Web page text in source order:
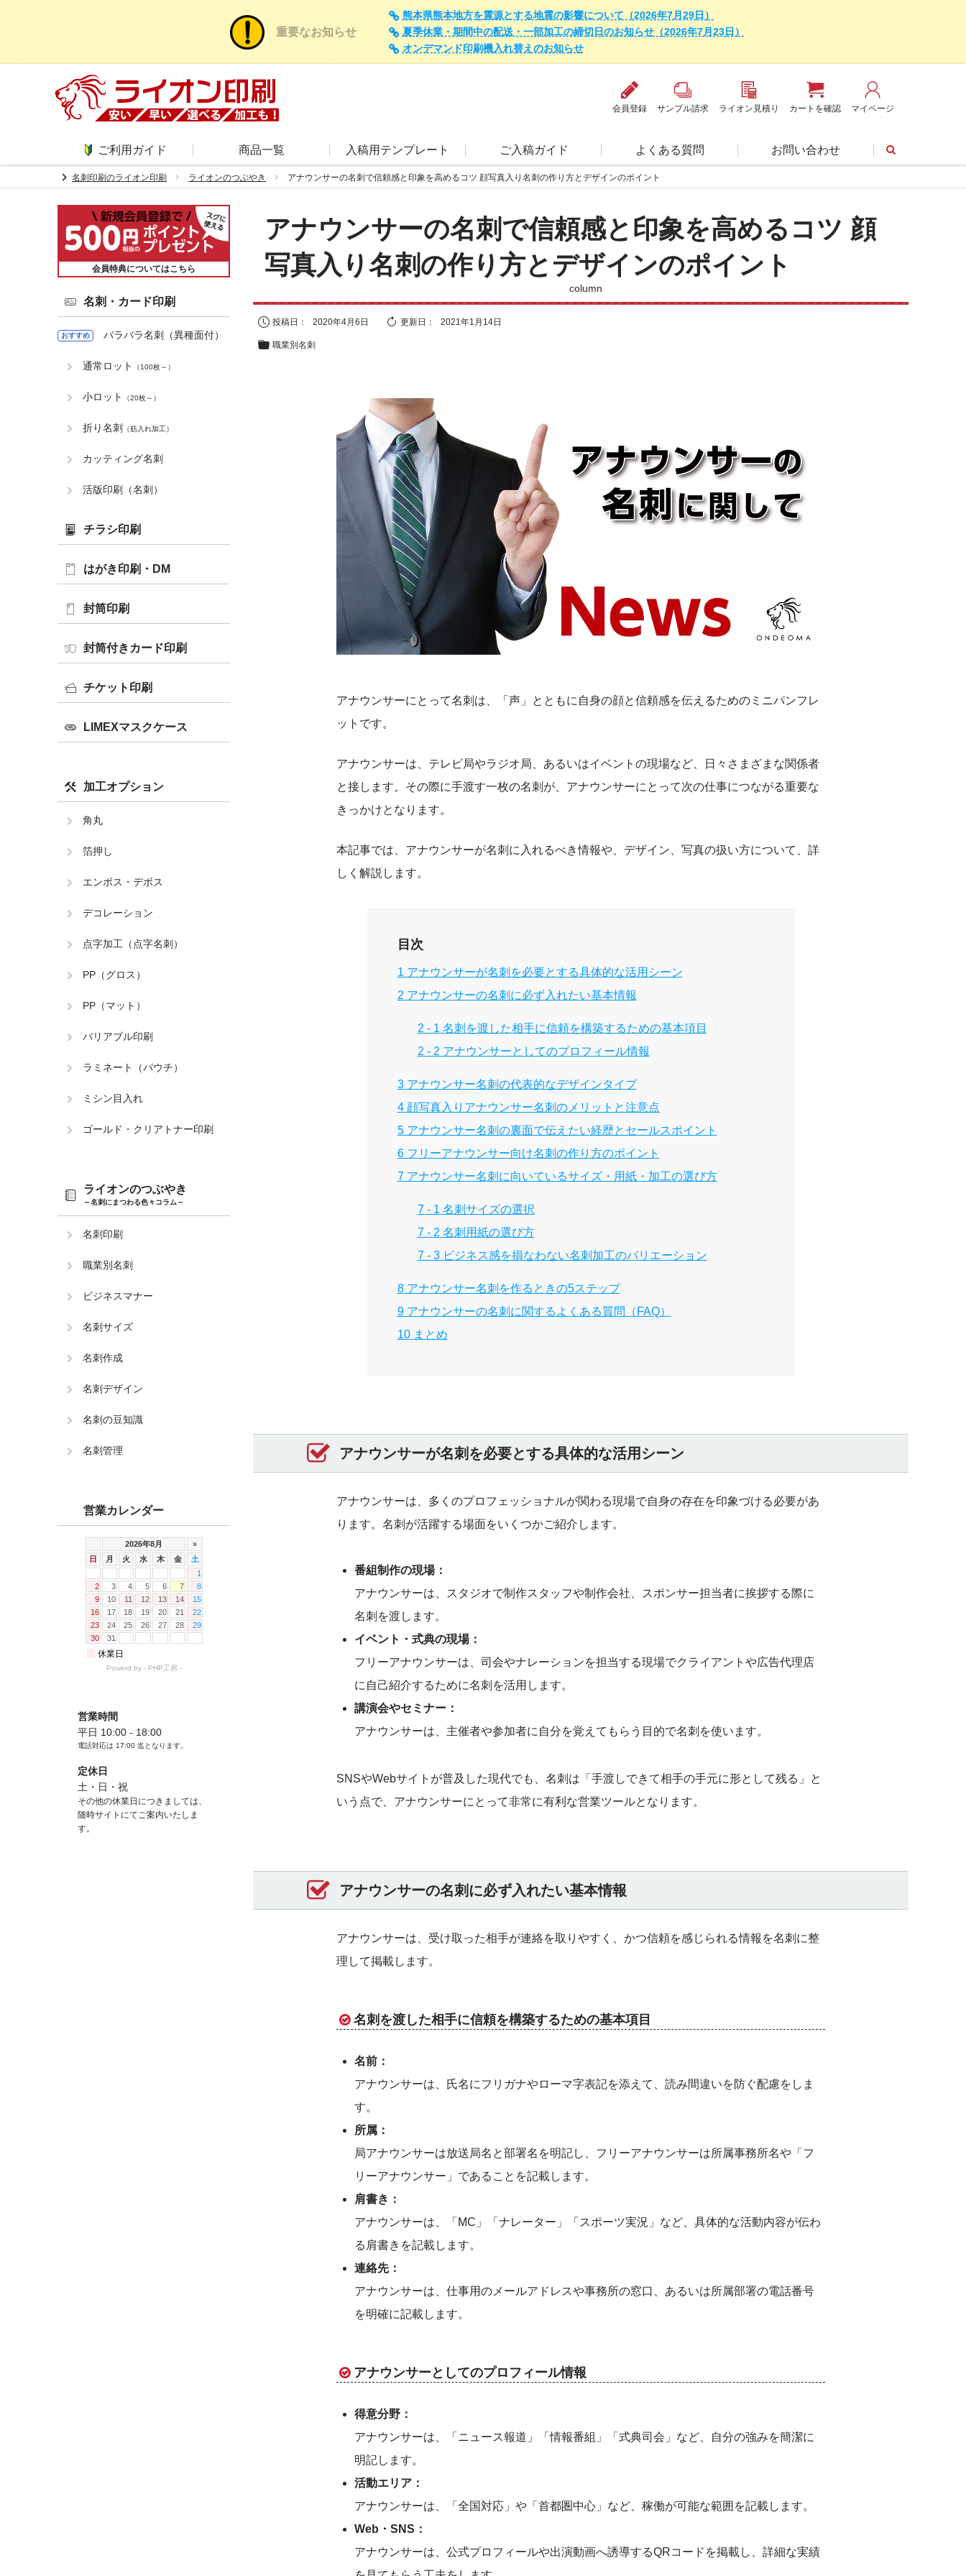
重要なお知らせ
熊本県熊本地方を震源とする地震の影響について（2026年7月29日）
夏季休業・期間中の配送・一部加工の締切日のお知らせ（2026年7月23日）
オンデマンド印刷機入れ替えのお知らせ
会員登録 サンプル請求 ライオン見積り カートを確認 マイページ
ご利用ガイド 商品一覧 入稿用テンプレート ご入稿ガイド よくある質問 お問い合わせ
chevron_right 名刺印刷のライオン印刷 ライオンのつぶやき アナウンサーの名刺で信頼感と印象を高めるコツ 顔写真入り名刺の作り方とデザインのポイント
アナウンサーの名刺で信頼感と印象を高めるコツ 顔
写真入り名刺の作り方とデザインのポイント
column
投稿日： 2020年4月6日 更新日： 2021年1月14日
職業別名刺
アナウンサーにとって名刺は、「声」とともに自身の顔と信頼感を伝えるためのミニパンフレ
ットです。
アナウンサーは、テレビ局やラジオ局、あるいはイベントの現場など、日々さまざまな関係者
と接します。その際に手渡す一枚の名刺が、アナウンサーにとって次の仕事につながる重要な
きっかけとなります。
本記事では、アナウンサーが名刺に入れるべき情報や、デザイン、写真の扱い方について、詳
しく解説します。
目次
1 アナウンサーが名刺を必要とする具体的な活用シーン
2 アナウンサーの名刺に必ず入れたい基本情報
2 - 1 名刺を渡した相手に信頼を構築するための基本項目
2 - 2 アナウンサーとしてのプロフィール情報
3アナウンサー名刺の代表的なデザインタイプ
4顔写真入りアナウンサー名刺のメリットと注意点
5アナウンサー名刺の裏面で伝えたい経歴とセールスポイント
6フリーアナウンサー向け名刺の作り方のポイント
7アナウンサー名刺に向いているサイズ・用紙・加工の選び方
7 - 1 名刺サイズの選択
7 - 2 名刺用紙の選び方
7 - 3ビジネス感を損なわない名刺加工のバリエーション
8アナウンサー名刺を作るときの5ステップ
9アナウンサーの名刺に関するよくある質問（FAQ）
10まとめ
アナウンサーが名刺を必要とする具体的な活用シーン
アナウンサーは、多くのプロフェッショナルが関わる現場で自身の存在を印象づける必要があ
ります。名刺が活躍する場面をいくつかご紹介します。
番組制作の現場：
アナウンサーは、スタジオで制作スタッフや制作会社、スポンサー担当者に挨拶する際に
名刺を渡します。
イベント・式典の現場：
フリーアナウンサーは、司会やナレーションを担当する現場でクライアントや広告代理店
に自己紹介するために名刺を活用します。
講演会やセミナー：
アナウンサーは、主催者や参加者に自分を覚えてもらう目的で名刺を使います。
SNSやWebサイトが普及した現代でも、名刺は「手渡しできて相手の手元に形として残る」と
いう点で、アナウンサーにとって非常に有利な営業ツールとなります。
アナウンサーの名刺に必ず入れたい基本情報
アナウンサーは、受け取った相手が連絡を取りやすく、かつ信頼を感じられる情報を名刺に整
理して掲載します。
名刺を渡した相手に信頼を構築するための基本項目
名前：
アナウンサーは、氏名にフリガナやローマ字表記を添えて、読み間違いを防ぐ配慮をしま
す。
所属：
局アナウンサーは放送局名と部署名を明記し、フリーアナウンサーは所属事務所名や「フ
リーアナウンサー」であることを記載します。
肩書き：
アナウンサーは、「MC」「ナレーター」「スポーツ実況」など、具体的な活動内容が伝わ
る肩書きを記載します。
連絡先：
アナウンサーは、仕事用のメールアドレスや事務所の窓口、あるいは所属部署の電話番号
を明確に記載します。
アナウンサーとしてのプロフィール情報
得意分野：
アナウンサーは、「ニュース報道」「情報番組」「式典司会」など、自分の強みを簡潔に
明記します。
活動エリア：
アナウンサーは、「全国対応」や「首都圏中心」など、稼働が可能な範囲を記載します。
Web・SNS：
アナウンサーは、公式プロフィールや出演動画へ誘導するQRコードを掲載し、詳細な実績
会員特典についてはこちら
名刺・カード印刷
おすすめ バラバラ名刺（異種面付）
通常ロット （100枚～）
小ロット （20枚～）
折り名刺 （筋入れ加工）
カッティング名刺
活版印刷（名刺）
チラシ印刷
はがき印刷・DM
封筒印刷
封筒付きカード印刷
チケット印刷
LIMEXマスクケース
加工オプション
角丸
箔押し
エンボス・デボス
デコレーション
点字加工（点字名刺）
PP（グロス）
PP（マット）
バリアブル印刷
ラミネート（パウチ）
ミシン目入れ
ゴールド・クリアトナー印刷
ライオンのつぶやき
～名刺にまつわる色々コラム～
名刺印刷
職業別名刺
ビジネスマナー
名刺サイズ
名刺作成
名刺デザイン
名刺の豆知識
名刺管理
営業カレンダー
営業時間
平日 10:00 - 18:00
電話対応は 17:00 迄となります。
定休日
土・日・祝
その他の休業日につきましては、
随時サイトにてご案内いたしま
す。